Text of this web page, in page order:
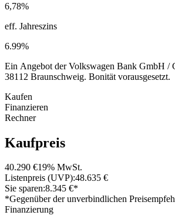
6,78%
eff. Jahreszins
6.99%
Ein Angebot der Volkswagen Bank GmbH /
38112 Braunschweig. Bonität vorausgesetzt.
Kaufen
Finanzieren
Rechner
Kaufpreis
40.290 €19% MwSt.
Listenpreis (UVP):48.635 €
Sie sparen:8.345 €*
*Gegenüber der unverbindlichen
Finanzierung